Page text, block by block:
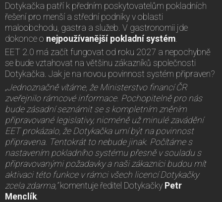
Dotykačka patří k předním poskytovatelům pokladních
řešení pro menší a střední podniky v oblasti
maloobchodu, gastra a služeb. V gastronomii jde
dokonce o nejpoužívanější pokladní systém
EET 2.0 má začít fungovat od roku 2027 a nepochybně
se bude vztahovat na většinu zákazníků společnosti
Dotykačka. Jak je na novou povinnost systém připraven?
„Jednoznačně vítáme, že Ministerstvo financí ČR
zveřejnilo rámcové informace. Pochopitelně pro nás
bude zásadní seznámit se s kompletním zněním
připravované legislativy, nicméně už minulé zavádění
EET prokázalo, že Dotykačka umí být na povinnost
připravena. Tentokrát to nebude jinak. Počítáme s
nastavením pokladního systému přesně v souladu s
připravovanými požadavky a naši zákazníci budou mít
aktivaci této funkce v rámci všech licencí Dotykačky
zcela zdarma,“komentuje ředitel Dotykačky Petr
Menclík